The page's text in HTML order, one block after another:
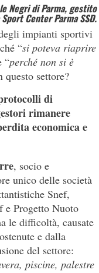
Negri di Parma, gestito
Center Parma SSD.
impianti sportivi
“si poteva riaprire
“perché non si è
settore?
di
rimanere
economica e
, socio e
unico delle società
Snef,
e Progetto Nuoto
le difficoltà, causate
e dalla
del settore:
piscine, palestre